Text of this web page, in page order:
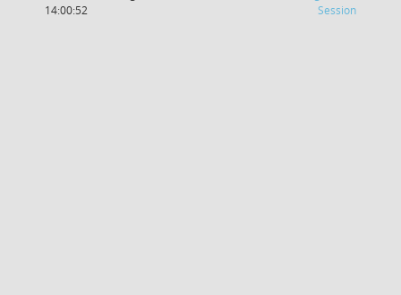
14:00:52
Session(Wird in